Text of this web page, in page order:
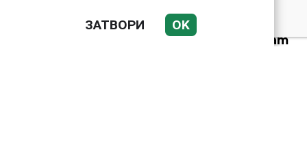
Веригите пробутват
ЗАТВОРИ OK